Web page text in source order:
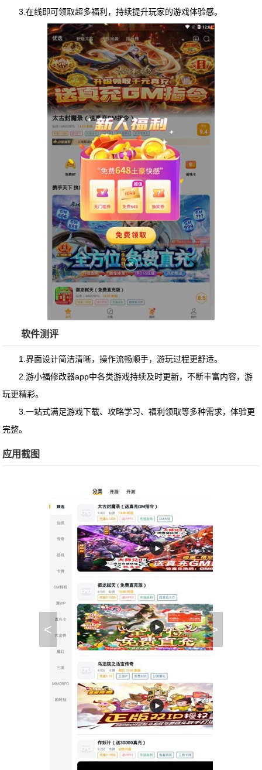
3.在线即可领取超多福利，持续提升玩家的游戏体验感。
软件测评
1.界面设计简洁清晰，操作流畅顺手，游玩过程更舒适。
2.游小福修改器app中各类游戏持续及时更新，不断丰富内容，游
玩更精彩。
3.一站式满足游戏下载、攻略学习、福利领取等多种需求，体验更
完整。
应用截图
< >